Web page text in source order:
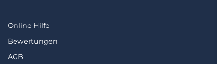
Online Hilfe
Bewertungen
AGB